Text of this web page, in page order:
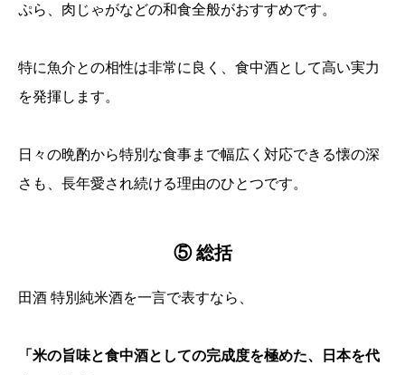
ぷら、肉じゃがなどの和食全般がおすすめです。
特に魚介との相性は非常に良く、食中酒として高い実力
を発揮します。
日々の晩酌から特別な食事まで幅広く対応できる懐の深
さも、長年愛され続ける理由のひとつです。
⑤ 総括
田酒 特別純米酒を一言で表すなら、
「米の旨味と食中酒としての完成度を極めた、日本を代